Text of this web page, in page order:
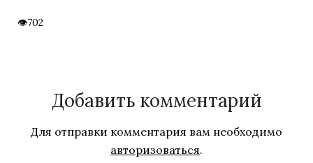
702
Добавить комментарий
Для отправки комментария вам необходимо
авторизоваться.